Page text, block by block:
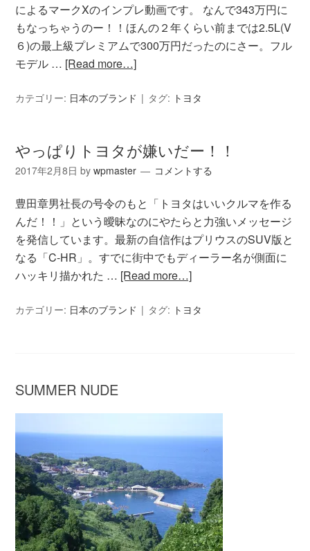
によるマークXのインプレ動画です。 なんで343万円に
もなっちゃうのー！！ほんの２年くらい前までは2.5L(V
６)の最上級プレミアムで300万円だったのにさー。フル
モデル … [Read more…]
カテゴリー: 日本のブランド タグ: トヨタ
やっぱりトヨタが嫌いだー！！
2017年2月8日 bywpmaster コメントする
豊田章男社長の号令のもと「トヨタはいいクルマを作る
んだ！！」という曖昧なのにやたらと力強いメッセージ
を発信しています。最新の自信作はプリウスのSUV版と
なる「C-HR」。すでに街中でもディーラー名が側面に
ハッキリ描かれた … [Read more…]
カテゴリー: 日本のブランド タグ: トヨタ
SUMMER NUDE